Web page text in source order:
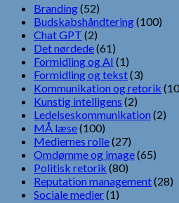
Branding(52)
Budskabshåndtering(100)
Chat GPT (2)
Det nørdede(61)
Formidling og AI (1)
Formidling og tekst(3)
Kommunikation og retorik
Kunstig intelligens (2)
Ledelseskommunikation (2)
MÅ læse(100)
Mediernes rolle(27)
Omdømme og image(65)
Politisk retorik (80)
Reputation management(28)
Sociale medier(1)